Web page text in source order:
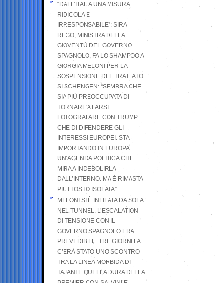
“DALL’ITALIA UNA MISURA
RIDICOLA E
IRRESPONSABILE”: SIRA
REGO, MINISTRA DELLA
GIOVENTÙ DEL GOVERNO
SPAGNOLO, FA LO SHAMPOO A
GIORGIA MELONI PER LA
SOSPENSIONE DEL TRATTATO
SI SCHENGEN: “SEMBRA CHE
SIA PIÙ PREOCCUPATA DI
TORNARE A FARSI
FOTOGRAFARE CON TRUMP
CHE DI DIFENDERE GLI
INTERESSI EUROPEI. STA
IMPORTANDO IN EUROPA
UN’AGENDA POLITICA CHE
MIRA A INDEBOLIRLA
DALL’INTERNO. MA È RIMASTA
PIUTTOSTO ISOLATA”
MELONI SI È INFILATA DA SOLA
NEL TUNNEL. L’ESCALATION
DI TENSIONE CON IL
GOVERNO SPAGNOLO ERA
PREVEDIBILE: TRE GIORNI FA
C’ERA STATO UNO SCONTRO
TRA LA LINEA MORBIDA DI
TAJANI E QUELLA DURA DELLA